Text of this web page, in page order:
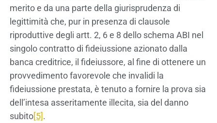
merito e da una parte della giurisprudenza di
legittimità che, pur in presenza di clausole
riproduttive degli artt. 2, 6 e 8 dello schema ABI nel
singolo contratto di fideiussione azionato dalla
banca creditrice, il fideiussore, al fine di ottenere un
provvedimento favorevole che invalidi la
fideiussione prestata, è tenuto a fornire la prova sia
dell’intesa asseritamente illecita, sia del danno
subito[5].